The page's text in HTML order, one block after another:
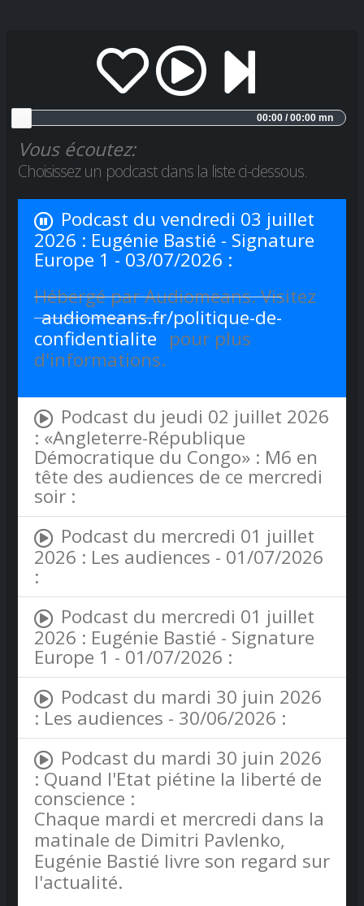
00:00 / 00:00 mn
Vous écoutez:
Choisissez un podcast dans la liste ci-dessous.
Podcast du vendredi 03 juillet
2026 : Eugénie Bastié - Signature
Europe 1 - 03/07/2026 :
Hébergé par Audiomeans. Visitez
audiomeans.fr/politique-de-
confidentialite pour plus
d'informations.
Podcast du jeudi 02 juillet 2026
: «Angleterre-République
Démocratique du Congo» : M6 en
tête des audiences de ce mercredi
soir :
Podcast du mercredi 01 juillet
2026 : Les audiences - 01/07/2026
:
Podcast du mercredi 01 juillet
2026 : Eugénie Bastié - Signature
Europe 1 - 01/07/2026 :
Podcast du mardi 30 juin 2026
: Les audiences - 30/06/2026 :
Podcast du mardi 30 juin 2026
: Quand l'Etat piétine la liberté de
conscience :
Chaque mardi et mercredi dans la
matinale de Dimitri Pavlenko,
Eugénie Bastié livre son regard sur
l'actualité.